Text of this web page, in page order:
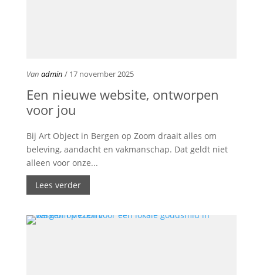
Van admin / 17 november 2025
Een nieuwe website, ontworpen
voor jou
Bij Art Object in Bergen op Zoom draait alles om
beleving, aandacht en vakmanschap. Dat geldt niet
alleen voor onze...
Lees verder